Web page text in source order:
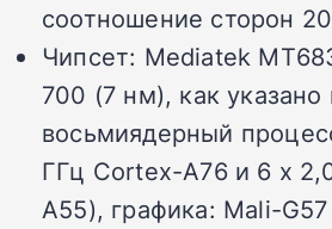
соотношение сторон
Чипсет: Mediatek
700 (7 нм), как указано
восьмиядерный
ГГц Cortex-A76 и 6 x
A55), графика: Mali-